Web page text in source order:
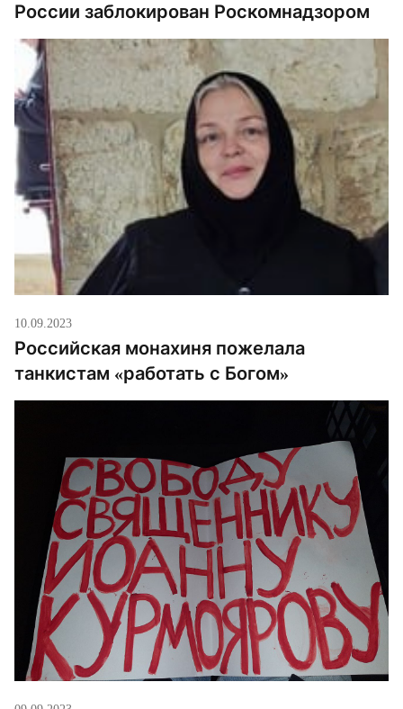
России заблокирован Роскомнадзором
10.09.2023
Российская монахиня пожелала
танкистам «работать с Богом»